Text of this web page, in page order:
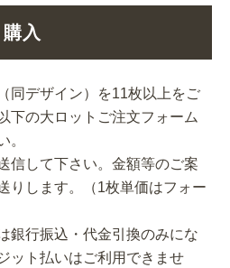
入
同デザイン）を11枚以上をご
下の大ロットご注文フォーム
。
信して下さい。金額等のご案
りします。（1枚単価はフォー
銀行振込・代金引換のみにな
ット払いはご利用できませ